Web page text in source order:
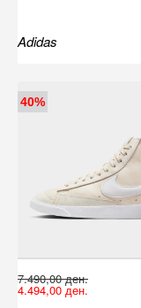
Adidas
40%
7.490,00 ден.
4.494,00 ден.